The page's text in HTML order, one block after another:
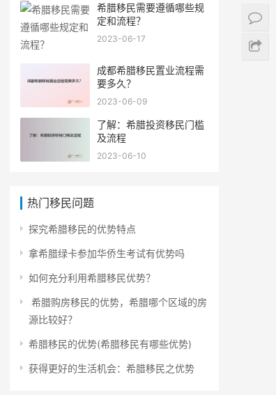
希腊移民需要遵循哪些规
定和流程？
2023-06-17
成都希腊移民置业流程需
要多久？
2023-06-09
了解：希腊投资移民门槛
及流程
2023-06-10
热门移民问题
探究希腊移民的优势特点
拿希腊绿卡参加华侨生考试有优势吗
如何充分利用希腊移民优势？
希腊购房移民的优势，希腊哪个区域的房
源比较好？
希腊移民的优势(希腊移民有哪些优势)
获得更好的生活机会：希腊移民之优势